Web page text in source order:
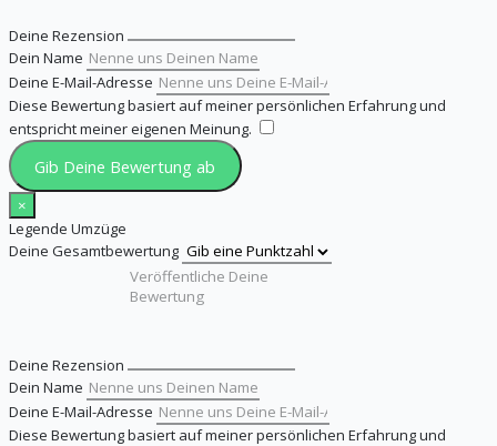
Deine Rezension
Dein Name
Deine E-Mail-Adresse
Diese Bewertung basiert auf meiner persönlichen Erfahrung und
entspricht meiner eigenen Meinung.
Gib Deine Bewertung ab
×
Legende Umzüge
Deine Gesamtbewertung
Deine Rezension
Dein Name
Deine E-Mail-Adresse
Diese Bewertung basiert auf meiner persönlichen Erfahrung und